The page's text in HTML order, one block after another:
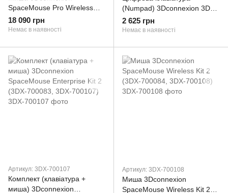
SpaceMouse Pro Wireless
(3DX-700075)
18 090 грн
Немає в наявності
(Numpad) 3Dconnexion 3DX-
700105
2 625 грн
Немає в наявності
Артикул: 3DX-700107
Комплект (клавіатура +
миша) 3Dconnexion
Артикул: 3DX-700108
Миша 3Dconnexion
SpaceMouse Wireless Kit 2